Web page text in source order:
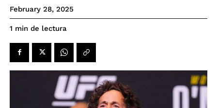
February 28, 2025
1 min de lectura